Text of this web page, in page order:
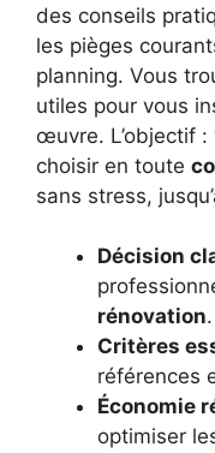
des conseils
les pièges
planning. Vous
utiles pour vous
œuvre. L’objectif
choisir en toute
sans stress,
Décision
rénovation.
Critères
références
Économie
optimiser